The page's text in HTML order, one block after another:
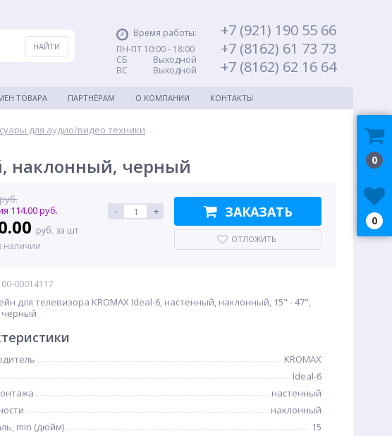
Время работы:
ПН-ПТ 10:00 - 18:00
СБ Выходной
ВС Выходной
+7 (921) 190 55 66
+7 (8162) 61 73 73
+7 (8162) 62 16 64
ТОВАРА ПАРТНЁРАМ О КОМПАНИИ КОНТАКТЫ
для аудио/видео техники
наклонный, черный
114.00 руб.
руб. за шт
наличии
- + ЗАКАЗАТЬ
ОТЛОЖИТЬ
00014117
для телевизора KROMAX Ideal-6, настенный, наклонный, 15" - 47",
черный
KROMAX
Ideal-6
настенный
наклонный
min (дюйм)
15
0
0